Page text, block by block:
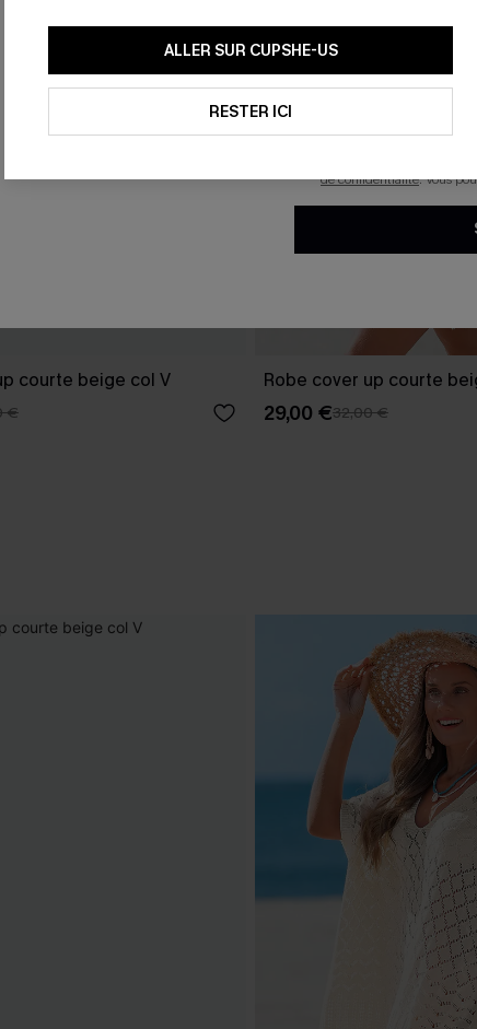
courte beige col V
€
Robe cover up courte
29,00 €32,00 €
ALLER SUR CUPSHE-US
RESTER ICI
En soumettant votre
mails marketing (y
reconnaissez avoir pris
pouvons utiliser les
technologies de suivi,
savoir si ceux-ci ont été
personnaliser nos
produits susceptibles de
de confidentialité. Vous